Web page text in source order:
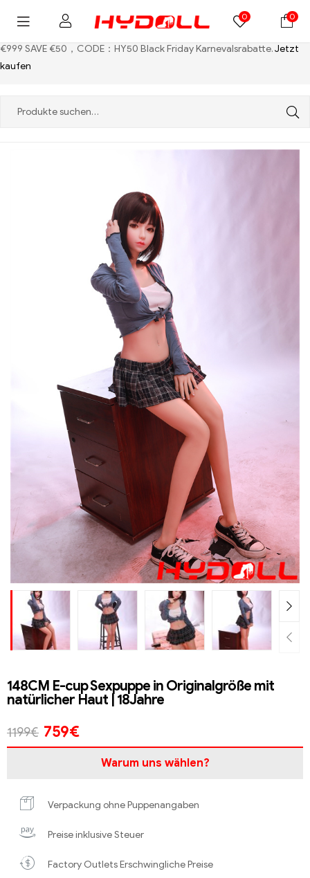
€999 SAVE €50，CODE：HY50 Black Friday Karnevalsrabatte.Jetzt
kaufen
0 0
148CM E-cup Sexpuppe in Originalgröße mit
natürlicher Haut | 18Jahre
1199€ 759€
Warum uns wählen?
Verpackung ohne Puppenangaben
Preise inklusive Steuer
Factory Outlets Erschwingliche Preise